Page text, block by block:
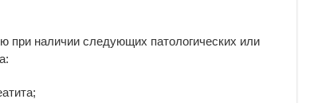
при наличии следующих патологических или